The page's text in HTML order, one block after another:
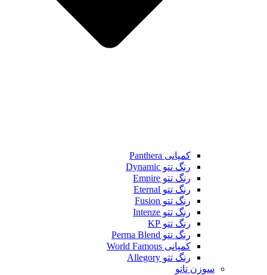
کمپانی Panthera
رنگ تتو Dynamic
رنگ تتو Empire
رنگ تتو Eternal
رنگ تتو Fusion
رنگ تتو Intenze
رنگ تتو KP
رنگ تتو Perma Blend
کمپانی World Famous
رنگ تتو Allegory
سوزن تاتو